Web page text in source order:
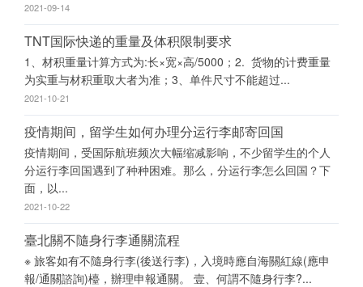
2021-09-14
TNT国际快递的重量及体积限制要求
1、材积重量计算方式为:长×宽×高/5000；2. 货物的计费重量
为实重与材积重取大者为准；3、单件尺寸不能超过...
2021-10-21
疫情期间，留学生如何办理分运行李邮寄回国
疫情期间，受国际航班频次大幅缩减影响，不少留学生的个人
分运行李回国遇到了种种困难。那么，分运行李怎么回国？下
面，以...
2021-10-22
臺北關不隨身行李通關流程
※ 旅客如有不隨身行李(後送行李)，入境時應自海關紅線(應申
報/通關諮詢)檯，辦理申報通關。 壹、何謂不隨身行李?...